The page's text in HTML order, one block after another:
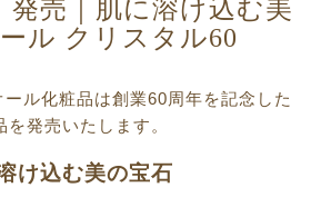
発売｜肌に溶け込む美
ル クリスタル60
ル化粧品は創業60周年を記念した
を発売いたします。
け込む美の宝石